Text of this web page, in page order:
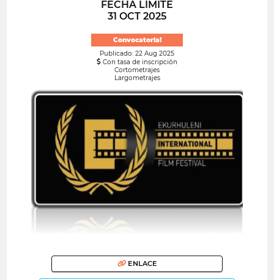
FECHA LÍMITE
31 OCT 2025
Convocatoria!
Publicado: 22 Aug 2025
Con tasa de inscripción
Cortometrajes
Largometrajes
ENLACE